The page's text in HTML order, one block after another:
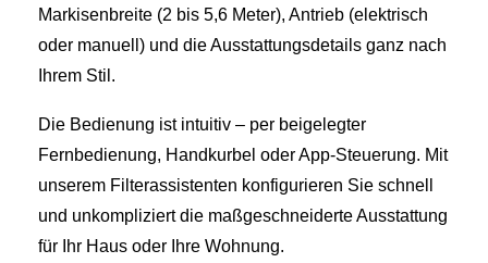
Markisenbreite (2 bis 5,6 Meter), Antrieb (elektrisch
oder manuell) und die Ausstattungsdetails ganz nach
Ihrem Stil.
Die Bedienung ist intuitiv – per beigelegter
Fernbedienung, Handkurbel oder App-Steuerung. Mit
unserem Filterassistenten konfigurieren Sie schnell
und unkompliziert die maßgeschneiderte Ausstattung
für Ihr Haus oder Ihre Wohnung.